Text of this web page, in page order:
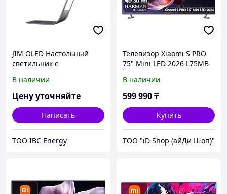
JIM OLED Настольный
светильник с
светодиодами (OLED)
В наличии
Цену уточняйте
Написать
ТОО IBC Energy
Телевизор Xiaomi S PRO
75" Mini LED 2026 L75MB-
Mini LED 1700Нит, звук
2.0(30Вт)]
В наличии
599 990₸
Купить
ТОО "iD Shop (айДи Шоп)"